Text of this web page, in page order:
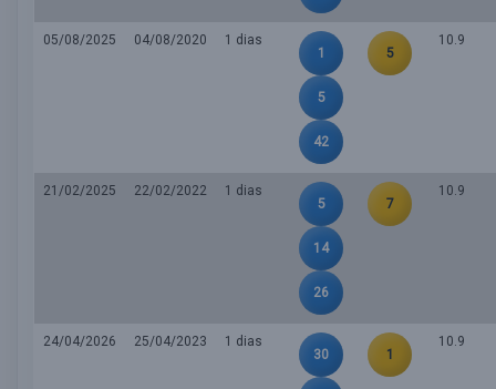
05/08/2025 04/08/2020
1 dias
1
5
42
5
10.9
21/02/2025 22/02/2022
1 dias
5
14
26
7
10.9
24/04/2026 25/04/2023
1 dias
30
1
10.9